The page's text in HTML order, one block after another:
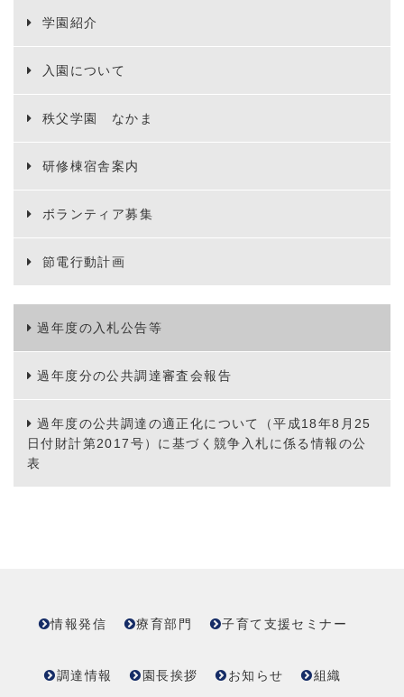
学園紹介
入園について
秩父学園 なかま
研修棟宿舎案内
ボランティア募集
節電行動計画
過年度の入札公告等
過年度分の公共調達審査会報告
過年度の公共調達の適正化について（平成18年8月25
日付財計第2017号）に基づく競争入札に係る情報の公
表
情報発信 療育部門 子育て支援セミナー
調達情報 園長挨拶 お知らせ 組織